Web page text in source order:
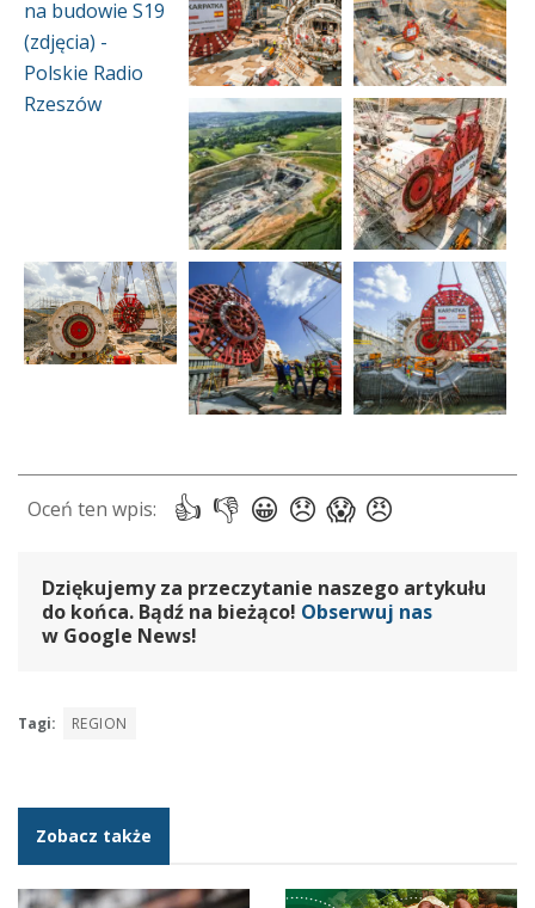
Dziękujemy za przeczytanie naszego artykułu
do końca. Bądź na bieżąco! Obserwuj nas
w Google News!
Tagi: REGION
Zobacz także